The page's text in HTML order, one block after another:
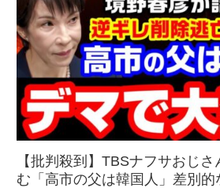
【批判殺到】TBSナフサおじ
む「高市の父は韓国人」差別的